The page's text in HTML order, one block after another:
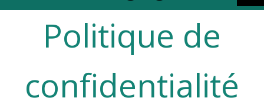
Politique de
confidentialité